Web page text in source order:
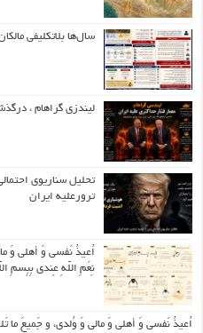
سال‌ها بلاتکلیفی مالکان
لیندزی گراهام ،
تحلیل سناریوی
ترورعلیه ایران
اُعیذُ نَفسی وَ أهلی وَ
نِعَمِ اللّهِ عِندی بِبِسمِ
اُعیذُ نَفسی وَ أهلی وَ مالی وَ وُلدی، و جَمیعَ ما